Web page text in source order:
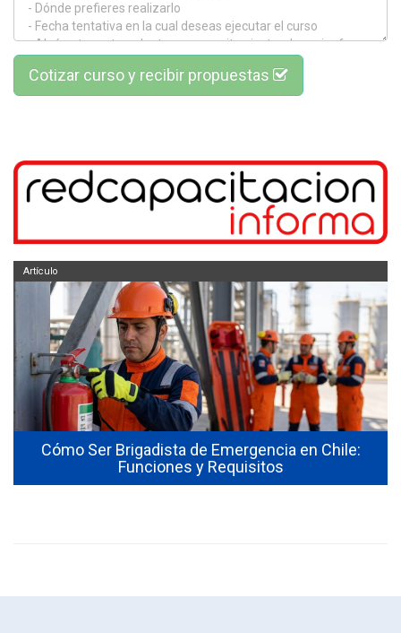
Cotizar curso y recibir propuestas
Cómo Ser Brigadista de Emergencia en Chile:
Funciones y Requisitos
Artículo